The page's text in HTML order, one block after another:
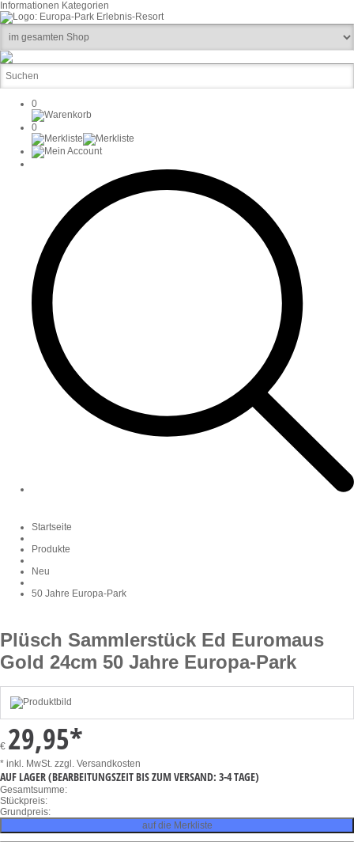
Informationen Kategorien
0
0
Startseite
Produkte
Neu
50 Jahre Europa-Park
Plüsch Sammlerstück Ed Euromaus
Gold 24cm 50 Jahre Europa-Park
€ 29,95*
* inkl. MwSt. zzgl. Versandkosten
AUF LAGER(BEARBEITUNGSZEIT BIS ZUM VERSAND: 3-4 TAGE)
Gesamtsumme:
Stückpreis:
Grundpreis:
auf die Merkliste